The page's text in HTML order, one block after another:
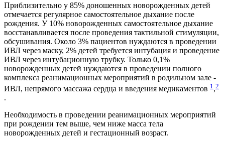
Приблизительно у 85% доношенных новорожденных детей
отмечается регулярное самостоятельное дыхание после
рождения. У 10% новорожденных самостоятельное дыхание
восстанавливается после проведения тактильной стимуляции,
обсушивания. Около 3% пациентов нуждаются в проведении
ИВЛ через маску, 2% детей требуется интубация и проведение
ИВЛ через интубационную трубку. Только 0,1%
новорожденных детей нуждаются в проведении полного
комплекса реанимационных мероприятий в родильном зале -
ИВЛ, непрямого массажа сердца и введения медикаментов 1 ,2
.
Необходимость в проведении реанимационных мероприятий
при рождении тем выше, чем ниже масса тела
новорожденных детей и гестационный возраст.